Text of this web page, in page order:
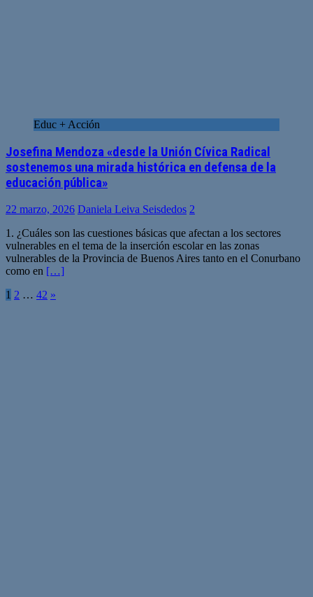
Educ + Acción
Josefina Mendoza «desde la Unión Cívica Radical
sostenemos una mirada histórica en defensa de la
educación pública»
22 marzo, 2026 Daniela Leiva Seisdedos 2
1. ¿Cuáles son las cuestiones básicas que afectan a los sectores
vulnerables en el tema de la inserción escolar en las zonas
vulnerables de la Provincia de Buenos Aires tanto en el Conurbano
como en […]
Paginación
1 2 … 42 »